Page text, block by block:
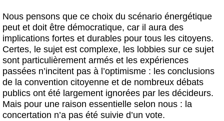
Nous pensons que ce choix du scénario énergétique
peut et doit être démocratique, car il aura des
implications fortes et durables pour tous les citoyens.
Certes, le sujet est complexe, les lobbies sur ce sujet
sont particulièrement armés et les expériences
passées n’incitent pas à l’optimisme : les conclusions
de la convention citoyenne et de nombreux débats
publics ont été largement ignorées par les décideurs.
Mais pour une raison essentielle selon nous : la
concertation n’a pas été suivie d’un vote.